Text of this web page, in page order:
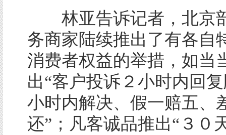
林亚告诉记者，北京
务商家陆续推出了有各自
消费者权益的举措，如当
出“客户投诉２小时内回
小时内解决、假一赔五、
还”；凡客诚品推出“３０